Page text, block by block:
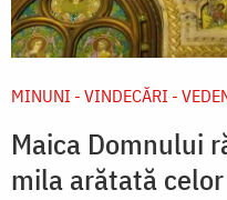
MINUNI - VINDECĂRI -
Maica Domnului
mila arătată